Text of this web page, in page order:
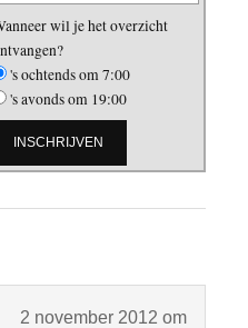
wil je het overzicht
's ochtends om 7:00
's avonds om 19:00
2 november 2012 om